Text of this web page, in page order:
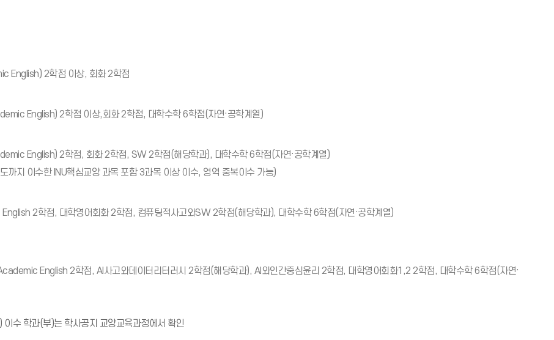
English) 2학점 이상, 회화 2학점
English) 2학점 이상,회화 2학점, 대학수학 6학점(자연·공학계열)
English) 2학점, 회화 2학점, SW 2학점(해당학과), 대학수학 6학점(자연·공학계열)
지 이수한 INU핵심교양 과목 포함 3과목 이상 이수, 영역 중복이수 가능)
2학점, 대학영어회화 2학점, 컴퓨팅적사고와SW 2학점(해당학과), 대학수학 6학점(자연·공학계열)
English 2학점, AI사고와데이터리터러시 2학점(해당학과), AI와인간중심윤리 2학점, 대학영어회화1,2 2학점, 대학수학 6학점(자연·
수 학과(부)는 학사공지 교양교육과정에서 확인